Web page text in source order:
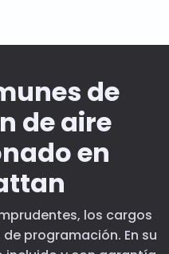
de
de aire
en
los cargos
programación. En su